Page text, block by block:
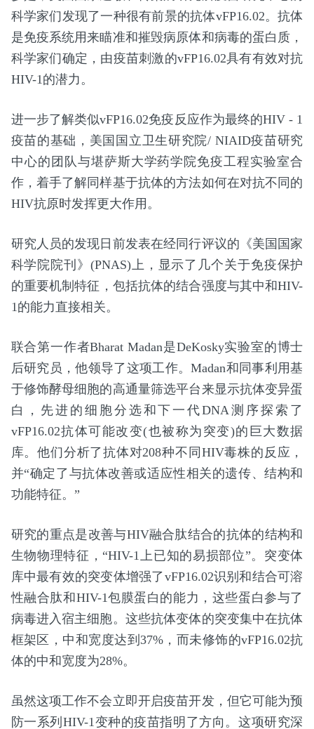
科学家们发现了一种很有前景的抗体vFP16.02。抗体
是免疫系统用来瞄准和摧毁病原体和病毒的蛋白质，
科学家们确定，由疫苗刺激的vFP16.02具有有效对抗
HIV-1的潜力。
进一步了解类似vFP16.02免疫反应作为最终的HIV - 1
疫苗的基础，美国国立卫生研究院/ NIAID疫苗研究
中心的团队与堪萨斯大学药学院免疫工程实验室合
作，着手了解同样基于抗体的方法如何在对抗不同的
HIV抗原时发挥更大作用。
研究人员的发现日前发表在经同行评议的《美国国家
科学院院刊》(PNAS)上，显示了几个关于免疫保护
的重要机制特征，包括抗体的结合强度与其中和HIV-
1的能力直接相关。
联合第一作者Bharat Madan是DeKosky实验室的博士
后研究员，他领导了这项工作。Madan和同事利用基
于修饰酵母细胞的高通量筛选平台来显示抗体变异蛋
白，先进的细胞分选和下一代DNA测序探索了
vFP16.02抗体可能改变(也被称为突变)的巨大数据
库。他们分析了抗体对208种不同HIV毒株的反应，
并“确定了与抗体改善或适应性相关的遗传、结构和
功能特征。”
研究的重点是改善与HIV融合肽结合的抗体的结构和
生物物理特征，“HIV-1上已知的易损部位”。突变体
库中最有效的突变体增强了vFP16.02识别和结合可溶
性融合肽和HIV-1包膜蛋白的能力，这些蛋白参与了
病毒进入宿主细胞。这些抗体变体的突变集中在抗体
框架区，中和宽度达到37%，而未修饰的vFP16.02抗
体的中和宽度为28%。
虽然这项工作不会立即开启疫苗开发，但它可能为预
防一系列HIV-1变种的疫苗指明了方向。这项研究深